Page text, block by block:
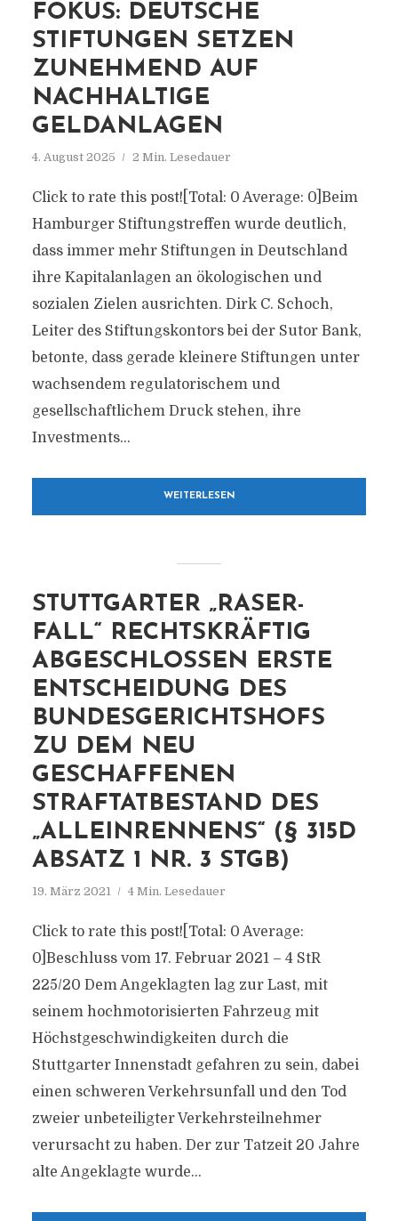
FOKUS: DEUTSCHE
STIFTUNGEN SETZEN
ZUNEHMEND AUF
NACHHALTIGE
GELDANLAGEN
4. August 2025 2 Min. Lesedauer
Click to rate this post![Total: 0 Average: 0]Beim
Hamburger Stiftungstreffen wurde deutlich,
dass immer mehr Stiftungen in Deutschland
ihre Kapitalanlagen an ökologischen und
sozialen Zielen ausrichten. Dirk C. Schoch,
Leiter des Stiftungskontors bei der Sutor Bank,
betonte, dass gerade kleinere Stiftungen unter
wachsendem regulatorischem und
gesellschaftlichem Druck stehen, ihre
Investments...
WEITERLESEN
STUTTGARTER „RASER-
FALL“ RECHTSKRÄFTIG
ABGESCHLOSSEN ERSTE
ENTSCHEIDUNG DES
BUNDESGERICHTSHOFS
ZU DEM NEU
GESCHAFFENEN
STRAFTATBESTAND DES
„ALLEINRENNENS“ (§ 315D
ABSATZ 1 NR. 3 STGB)
19. März 2021 4 Min. Lesedauer
Click to rate this post![Total: 0 Average:
0]Beschluss vom 17. Februar 2021 – 4 StR
225/20 Dem Angeklagten lag zur Last, mit
seinem hochmotorisierten Fahrzeug mit
Höchstgeschwindigkeiten durch die
Stuttgarter Innenstadt gefahren zu sein, dabei
einen schweren Verkehrsunfall und den Tod
zweier unbeteiligter Verkehrsteilnehmer
verursacht zu haben. Der zur Tatzeit 20 Jahre
alte Angeklagte wurde...